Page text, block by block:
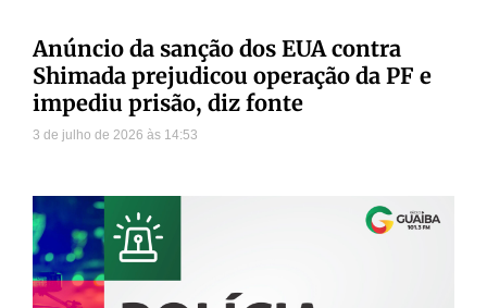
Anúncio da sanção dos EUA contra
Shimada prejudicou operação da PF e
impediu prisão, diz fonte
3 de julho de 2026 14:53